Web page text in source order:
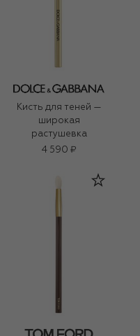
Кисть для теней —
широкая
растушевка
4 590 ₽